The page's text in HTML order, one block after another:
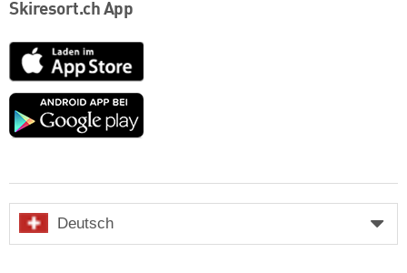
Skiresort.ch App
App
Store
Google
Deutsch